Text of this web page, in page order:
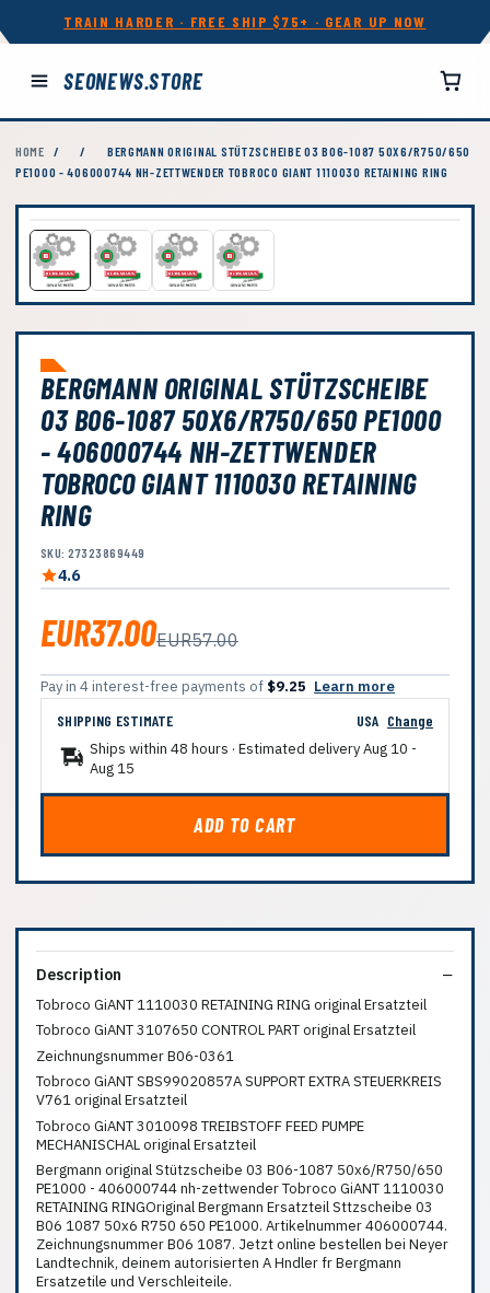
TRAIN HARDER · FREE SHIP $75+ · GEAR UP NOW
SEONEWS.STORE
HOME / /
BERGMANN ORIGINAL STÜTZSCHEIBE 03 B06-1087 50X6/R750/650
PE1000 - 406000744 NH-ZETTWENDER TOBROCO GIANT 1110030 RETAINING RING
BERGMANN ORIGINAL STÜTZSCHEIBE
03 B06-1087 50X6/R750/650 PE1000
- 406000744 NH-ZETTWENDER
TOBROCO GIANT 1110030 RETAINING
RING
SKU: 27323869449
4.6
EUR37.00EUR57.00
Pay in 4 interest-free payments of $9.25 Learn more
SHIPPING ESTIMATE
USA Change
Ships within 48 hours · Estimated deliveryAug 10 -
Aug 15
ADD TO CART
Description
Tobroco GiANT 1110030 RETAINING RING original Ersatzteil
Tobroco GiANT 3107650 CONTROL PART original Ersatzteil
Zeichnungsnummer B06-0361
Tobroco GiANT SBS99020857A SUPPORT EXTRA STEUERKREIS
V761 original Ersatzteil
Tobroco GiANT 3010098 TREIBSTOFF FEED PUMPE
MECHANISCHAL original Ersatzteil
Bergmann original Stützscheibe 03 B06-1087 50x6/R750/650
PE1000 - 406000744 nh-zettwender Tobroco GiANT 1110030
RETAINING RINGOriginal Bergmann Ersatzteil Sttzscheibe 03
B06 1087 50x6 R750 650 PE1000. Artikelnummer 406000744.
Zeichnungsnummer B06 1087. Jetzt online bestellen bei Neyer
Landtechnik, deinem autorisierten A Hndler fr Bergmann
Ersatzetile und Verschleiteile.